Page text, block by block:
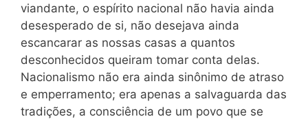
viandante, o espírito nacional não havia ainda
desesperado de si, não desejava ainda
escancarar as nossas casas a quantos
desconhecidos queiram tomar conta delas.
Nacionalismo não era ainda sinônimo de atraso
e emperramento; era apenas a salvaguarda das
tradições, a consciência de um povo que se